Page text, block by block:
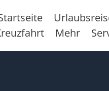
Mehr